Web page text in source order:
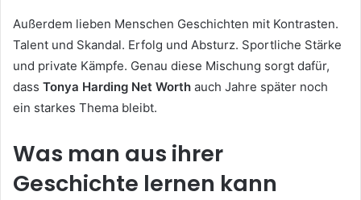
Außerdem lieben Menschen Geschichten mit Kontrasten.
Talent und Skandal. Erfolg und Absturz. Sportliche Stärke
und private Kämpfe. Genau diese Mischung sorgt dafür,
dass Tonya Harding Net Worth auch Jahre später noch
ein starkes Thema bleibt.
Was man aus ihrer
Geschichte lernen kann